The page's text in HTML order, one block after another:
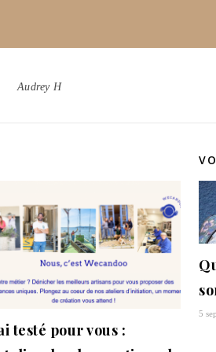
Audrey H
testé pour vous :
5